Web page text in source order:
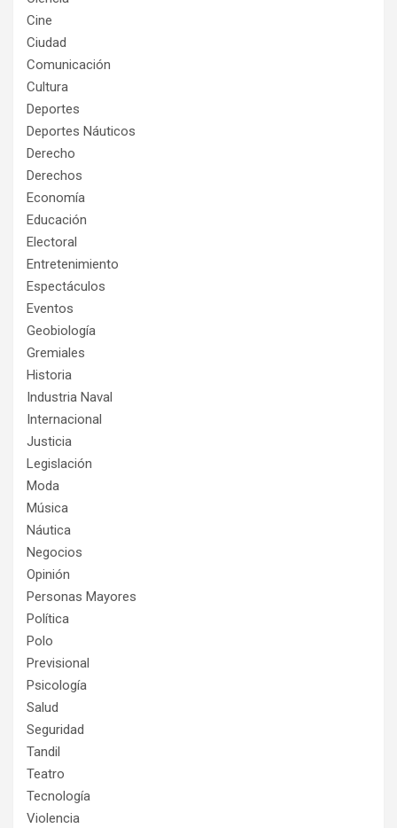
Cine
Ciudad
Comunicación
Cultura
Deportes
Deportes Náuticos
Derecho
Derechos
Economía
Educación
Electoral
Entretenimiento
Espectáculos
Eventos
Geobiología
Gremiales
Historia
Industria Naval
Internacional
Justicia
Legislación
Moda
Música
Náutica
Negocios
Opinión
Personas Mayores
Política
Polo
Previsional
Psicología
Salud
Seguridad
Tandil
Teatro
Tecnología
Violencia